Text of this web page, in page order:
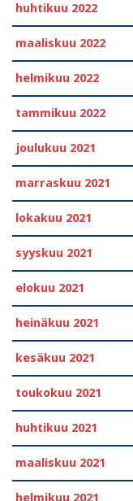
huhtikuu 2022
maaliskuu 2022
helmikuu 2022
tammikuu 2022
joulukuu 2021
marraskuu 2021
lokakuu 2021
syyskuu 2021
elokuu 2021
heinäkuu 2021
kesäkuu 2021
toukokuu 2021
huhtikuu 2021
maaliskuu 2021